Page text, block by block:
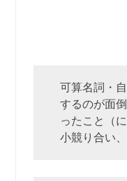
可算名詞・
するのが面
ったこと（に
小競り合い